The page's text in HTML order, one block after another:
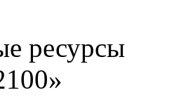
ресурсы